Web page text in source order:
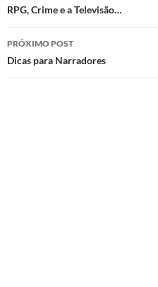
de
posts
RPG, Crime e a Televisão…
PRÓXIMO POST
Dicas para Narradores